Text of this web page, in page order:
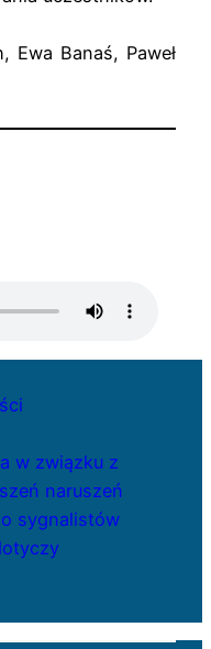
Ewa Banaś, Paweł
w związku z
naruszeń
sygnalistów